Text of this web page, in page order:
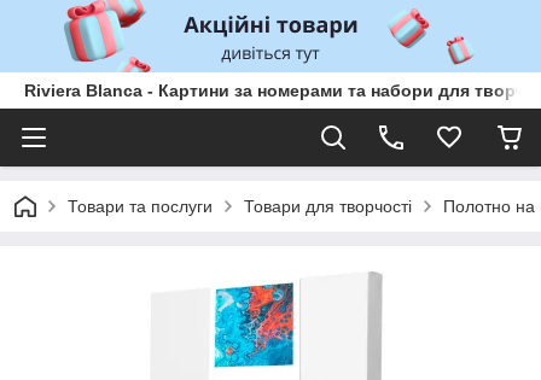
Riviera Blanca - Картини за номерами та набори для
Товари та послуги Товари для творчості Полотно на